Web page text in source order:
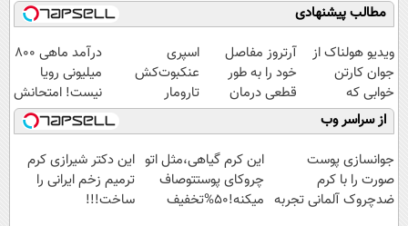
مطالب پیشنهادی
ویدیو هولناک از
جوان کارتن
خوابی که
میلیاردر شد.
آموزش رایگان
آرتروز مفاصل
خود را به طور
قطعی درمان
کنید!
◗پرسش‌نامه◖
اسپری
عنکبوت‌‌کش
تارومار
ازبین‌برنده انواع
عنکبوت
درآمد ماهی 800
میلیونی رویا
نیست! امتحانش
مجانیه😉
از سراسر وب
جوانسازی پوست
صورت را با کرم
ضدچروک آلمانی تجربه
این کرم گیاهی،مثل اتو
چروکای پوستتوصاف
میکنه!50%تخفیف
این دکتر شیرازی کرم
ترمیم زخم ایرانی را
ساخت!!!